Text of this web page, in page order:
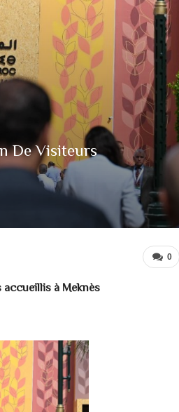
De Visiteurs
0
accueillis à Meknès